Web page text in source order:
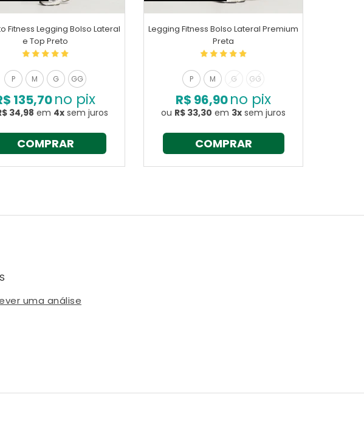
Fitness Legging Bolso Lateral
e Top Preto
P M G GG
135,70no pix
34,98 em 4xsem juros
COMPRAR
Legging Fitness Bolso Lateral Premium
Preta
P M G GG
R$ 96,90no pix
ou R$ 33,30 em 3x sem juros
COMPRAR
uma análise